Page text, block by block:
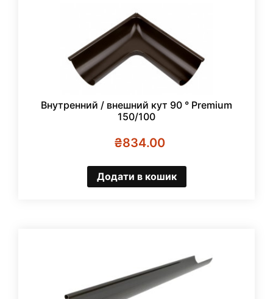
Внутренний / внешний кут 90 ° Premium
150/100
₴834.00
Додати в кошик